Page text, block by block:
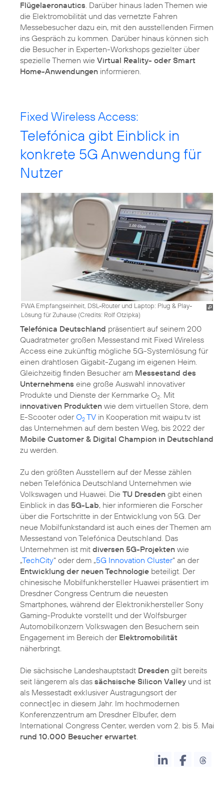
Flügelaeronautics . Darüber hinaus laden Themen wie
die Elektromobilität und das vernetzte Fahren
Messebesucher dazu ein, mit den ausstellenden Firmen
ins Gespräch zu kommen. Darüber hinaus können sich
die Besucher in Experten-Workshops gezielter über
spezielle Themen wie Virtual Reality- oder Smart
Home-Anwendungen informieren.
Fixed Wireless Access:
Telefónica gibt Einblick in
konkrete 5G Anwendung für
Nutzer
FWA Empfangseinheit, DSL-Router und Laptop: Plug & Play-
Lösung für Zuhause (Credits: Rolf Otzipka)
Telefónica Deutschland präsentiert auf seinem 200
Quadratmeter großen Messestand mit Fixed Wireless
Access eine zukünftig mögliche 5G-Systemlösung für
einen drahtlosen Gigabit-Zugang im eigenen Heim.
Gleichzeitig finden Besucher am Messestand des
Unternehmens eine große Auswahl innovativer
Produkte und Dienste der Kernmarke O2. Mit
innovativen Produkten wie dem virtuellen Store, dem
E-Scooter oderO2 TV in Kooperation mit waipu.tv ist
das Unternehmen auf dem besten Weg, bis 2022 der
Mobile Customer & Digital Champion in Deutschland
zu werden.
Zu den größten Ausstellern auf der Messe zählen
neben Telefónica Deutschland Unternehmen wie
Volkswagen und Huawei. Die TU Dresden gibt einen
Einblick in das 5G-Lab, hier informieren die Forscher
über die Fortschritte in der Entwicklung von 5G. Der
neue Mobilfunkstandard ist auch eines der Themen am
Messestand von Telefónica Deutschland. Das
Unternehmen ist mit diversen 5G-Projekten wie
„TechCity“ oder dem „5G Innovation Cluster“ an der
Entwicklung der neuen Technologie beteiligt. Der
chinesische Mobilfunkhersteller Huawei präsentiert im
Dresdner Congress Centrum die neuesten
Smartphones, während der Elektronikhersteller Sony
Gaming-Produkte vorstellt und der Wolfsburger
Automobilkonzern Volkswagen den Besuchern sein
Engagement im Bereich der Elektromobilität
näherbringt.
Die sächsische Landeshauptstadt Dresden gilt bereits
seit längerem als das sächsische Silicon Valley und ist
als Messestadt exklusiver Austragungsort der
connect|ec in diesem Jahr. Im hochmodernen
Konferenzzentrum am Dresdner Elbufer, dem
International Congress Center, werden vom 2. bis 5. Mai
rund 10.000 Besucher erwartet.